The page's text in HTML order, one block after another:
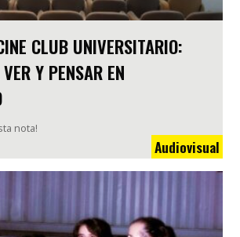
CLUB UNIVERSITARIO:
Y PENSAR EN
nota!
Audiovisual